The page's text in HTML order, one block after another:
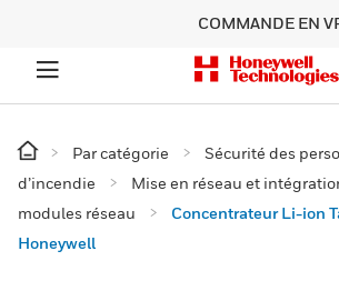
COMMANDE EN
Par catégorie
Sécurité des
d’incendie
Mise en réseau et
modules réseau
Concentrateur Li-ion
Honeywell